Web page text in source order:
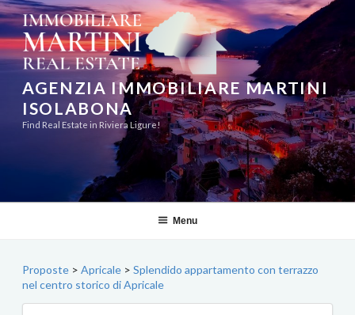
Salta
al
contenuto
AGENZIA IMMOBILIARE MARTINI
ISOLABONA
Find Real Estate in Riviera Ligure!
Menu
Proposte > Apricale > Splendido appartamento con terrazzo
nel centro storico di Apricale